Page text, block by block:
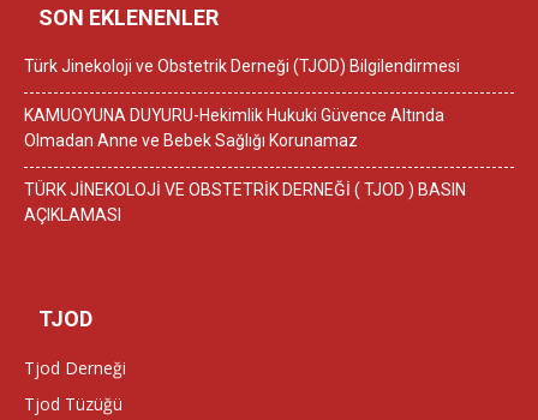
SON EKLENENLER
Türk Jinekoloji ve Obstetrik Derneği (TJOD) Bilgilendirmesi
KAMUOYUNA DUYURU-Hekimlik Hukuki Güvence Altında
Olmadan Anne ve Bebek Sağlığı Korunamaz
TÜRK JİNEKOLOJİ VE OBSTETRİK DERNEĞİ ( TJOD ) BASIN
AÇIKLAMASI
TJOD
Tjod Derneği
Tjod Tüzüğü